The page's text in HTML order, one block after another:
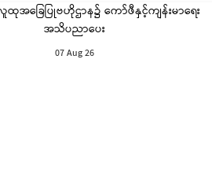
ခြေပြုဗဟိုဌာန၌ ကော်ဖီနှင့်ကျန်းမာရေး
အသိပညာပေး
07 Aug 26